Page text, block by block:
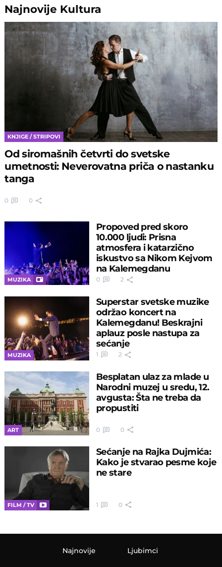
Najnovije Kultura
KNJIGE / STRIPOVI
Od siromašnih četvrti do svetske
umetnosti: Neverovatna priča o nastanku
tanga
0 0
MUZIKA
Propoved pred skoro
10.000 ljudi: Prisna
atmosfera i katarzično
iskustvo sa Nikom Kejvom
na Kalemegdanu
0 2
MUZIKA
Superstar svetske muzike
održao koncert na
Kalemegdanu! Beskrajni
aplauz posle nastupa za
sećanje
1 2
ART
Besplatan ulaz za mlade u
Narodni muzej u sredu, 12.
avgusta: Šta ne treba da
propustiti
0 0
FILM / TV
Sećanje na Rajka Dujmića:
Kako je stvarao pesme koje
ne stare
1 0
Najnovije Ljubimci